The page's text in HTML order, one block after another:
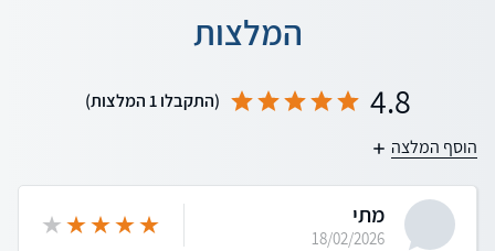
המלצות
הוסף המלצה
4.8 (התקבלו 1 המלצות)
מתי
18/02/2026